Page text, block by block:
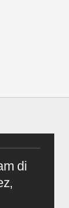
di